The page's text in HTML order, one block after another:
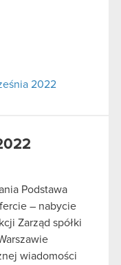
2022
Podstawa
– nabycie
Zarząd spółki
wiadomości